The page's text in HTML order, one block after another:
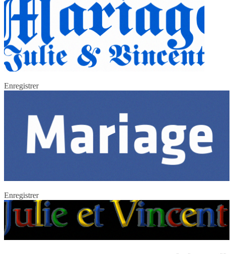
Enregistrer
Enregistrer